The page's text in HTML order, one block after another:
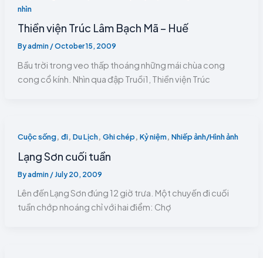
nhìn
Thiền viện Trúc Lâm Bạch Mã – Huế
Byadmin /October 15, 2009
Bầu trời trong veo thấp thoáng những mái chùa cong
cong cổ kính. Nhìn qua đập Truồi1, Thiền viện Trúc
Cuộc sống, đi, Du Lịch, Ghi chép, Kỷ niệm, Nhiếp ảnh/Hình ảnh
Lạng Sơn cuối tuần
Byadmin / July 20, 2009
Lên đến Lạng Sơn đúng 12 giờ trưa. Một chuyến đi cuối
tuần chớp nhoáng chỉ với hai điểm: Chợ